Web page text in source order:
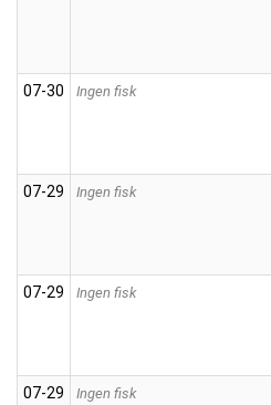
07‑30 Ingen fisk
07‑29 Ingen fisk
07‑29 Ingen fisk
07‑29 Ingen fisk